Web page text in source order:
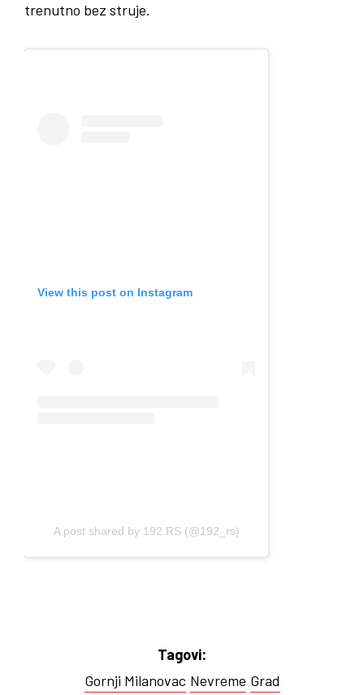
trenutno bez struje.
View this post on Instagram
A post shared by 192.RS (@192_rs)
Tagovi:
Gornji Milanovac Nevreme Grad